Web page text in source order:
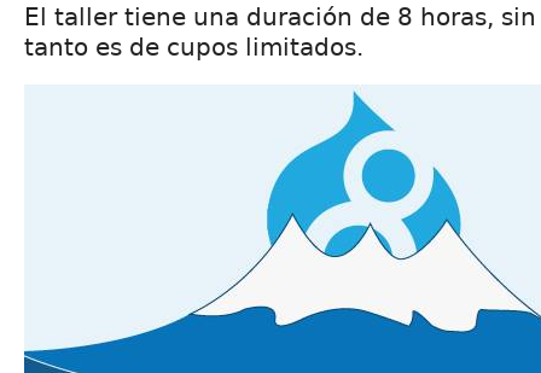
El taller tiene una duración de 8 horas,
tanto es de cupos limitados.